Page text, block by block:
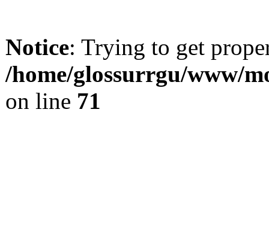
Notice: Trying to get
/home/glossurrgu/www/
on line 71